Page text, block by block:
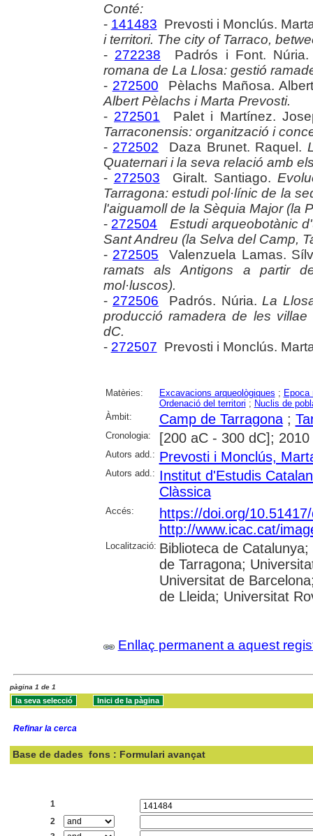
Conté:
- 141483 Prevosti i Monclús.
i territori. The city of Tarraco,
- 272238 Padrós i Font.
romana de La Llosa: gestió
- 272500 Pèlachs Mañosa.
Albert Pèlachs i Marta Prevosti.
- 272501 Palet i Martínez.
Tarraconensis: organització i
- 272502 Daza Brunet. Raquel.
Quaternari i la seva relació amb
- 272503 Giralt. Santiago.
Tarragona: estudi pol·línic de la
l'aiguamoll de la Sèquia Major (la
- 272504
Estudi arqueobotànic
Sant Andreu (la Selva del Camp,
- 272505 Valenzuela Lamas.
ramats als Antigons a partir
mol·luscos).
- 272506 Padrós. Núria.La
producció ramadera de les
dC.
- 272507 Prevosti i Monclús.
Matèries: Excavacions arqueològiques ; Epoca
Ordenació del territori ; Nuclis de
Àmbit:
Camp de Tarragona;
Cronologia: [200 aC - 300 dC]; 2010
Autors add.: Prevosti i Monclús,
Autors add.: Institut d'Estudis
Clàssica
Accés:
https://doi.org/
http://www.icac.cat/
Localització: Biblioteca de
de Tarragona;
Universitat de
de Lleida; Universitat
Enllaç permanent a aquest
pàgina 1 de 1
Refinar la cerca
Base de dades fons : Formulari avançat
1
2